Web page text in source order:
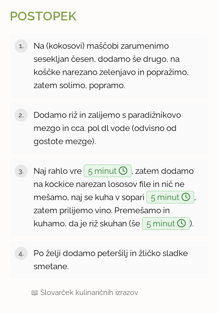
POSTOPEK
Na (kokosovi) maščobi zarumenimo
sesekljan česen, dodamo še drugo, na
koščke narezano zelenjavo in popražimo,
zatem solimo, popramo.
Dodamo riž in zalijemo s paradižnikovo
mezgo in cca. pol dl vode (odvisno od
gostote mezge).
Naj rahlo vre 5 minut
, zatem dodamo
na kockice narezan lososov file in nič ne
mešamo, naj se kuha v sopari
5 minut
,
zatem prilijemo vino. Premešamo in
kuhamo, da je riž skuhan (še
5 minut ).
Po želji dodamo peteršilj in žličko sladke
smetane.
📖Slovarček kulinaričnih izrazov